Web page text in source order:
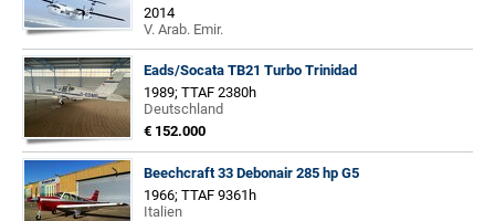
2014
V. Arab. Emir.
Eads/Socata TB21 Turbo Trinidad
1989; TTAF 2380h
Deutschland
€ 152.000
Beechcraft 33 Debonair 285 hp G5
1966; TTAF 9361h
Italien